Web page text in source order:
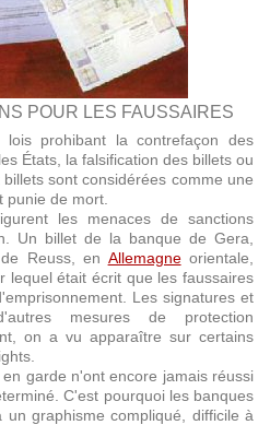
POUR LES FAUSSAIRES
prohibant la contrefaçon des
États, la falsification des billets ou
sont considérées comme une
punie de mort.
les menaces de sanctions
Un billet de la banque de Gera,
Reuss, en Allemagneorientale,
lequel était écrit que les faussaires
Les signatures et
mesures de protection
on a vu apparaître sur certains
garde n'ont encore jamais réussi
C'est pourquoi les banques
graphisme compliqué, difficile à